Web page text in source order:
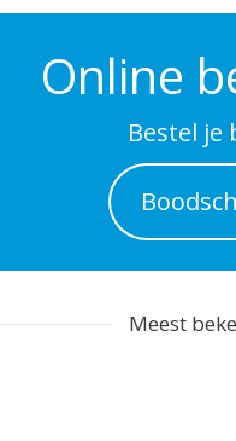
Online
Bestel je
Meest